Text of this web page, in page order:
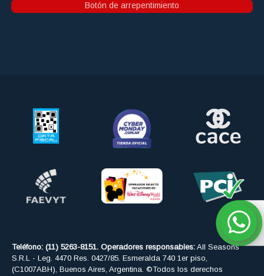
Botón de arrepentimiento
Teléfono: (11) 5263-8151. Operadores responsables: All Seasons
S.R.L - Leg. 4470 Res. 0427/85. Esmeralda 740 1er piso,
(C1007ABH), Buenos Aires, Argentina. ©Todos los derechos